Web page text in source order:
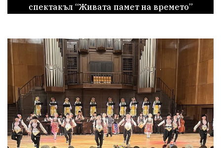
спектакъл “Живата памет на времето”